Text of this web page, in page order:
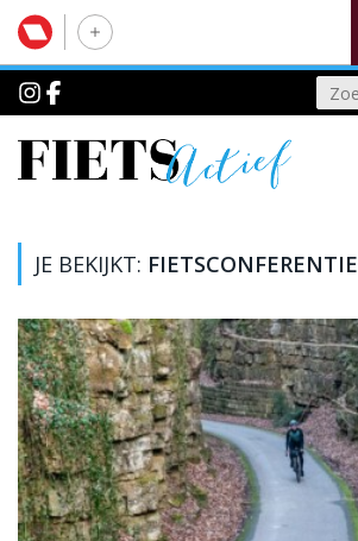
JE BEKIJKT: FIETSCONFERENTIE